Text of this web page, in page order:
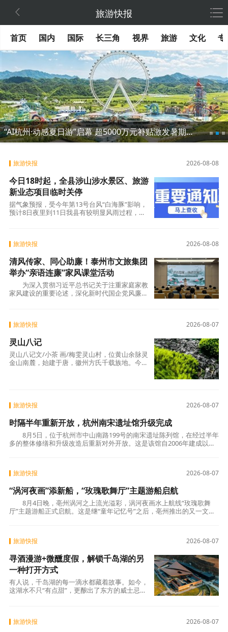
 旅游快报
首页 国内 国际 长三角 视界 旅游 文化 专
“AI杭州·动感夏日游”启幕 超5000万元补贴激发暑期消费
2026-08-08
旅游快报
今日18时起，全县涉山涉水景区、旅游
新业态项目临时关停
据气象预报，受今年第13号台风“白海豚”影响，
预计8日夜里到11日我县有较明显风雨过程，主
2026-08-08
旅游快报
清风传家、同心助廉！泰州市文旅集团
举办“亲语连廉”家风课堂活动
为深入贯彻习近平总书记关于注重家庭家教
家风建设的重要论述，深化新时代国企党风廉政
2026-08-07
旅游快报
灵山八记
灵山八记文/小茶 画/梅雯灵山村，位黄山余脉灵
金山南麓，始建于唐，徽州方氏千载族地。今属
2026-08-07
旅游快报
时隔半年重新开放，杭州南宋遗址馆升级完成
8月5日，位于杭州市中山南路199号的南宋遗址陈列馆，在经过半年
多的整体修缮和升级改造后重新对外开放。这是该馆自2006年建成以来
2026-08-07
旅游快报
“涡河夜画”添新船，“玫瑰歌舞厅”主题游船启航
8月4日晚，亳州涡河之上流光溢彩，涡河夜画水上航线“玫瑰歌舞
厅”主题游船正式启航。这是继“童年记忆号”之后，亳州推出的又一文化
2026-08-07
旅游快报
寻酒漫游+微醺度假，解锁千岛湖的另
一种打开方式
有人说，千岛湖的每一滴水都藏着故事。如今，
这湖水不只“有点甜”，更酿出了东方的威士忌香
2026-08-07
旅游快报